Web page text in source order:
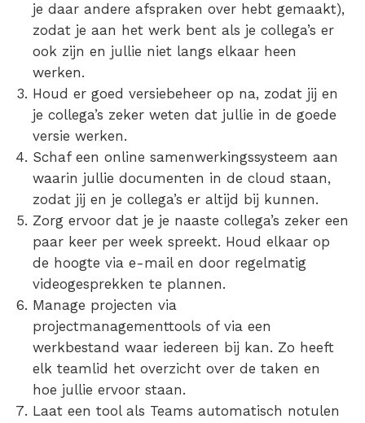
je daar andere afspraken over hebt gemaakt),
zodat je aan het werk bent als je collega’s er
ook zijn en jullie niet langs elkaar heen
werken.
Houd er goed versiebeheer op na, zodat jij en
je collega’s zeker weten dat jullie in de goede
versie werken.
Schaf een online samenwerkingssysteem aan
waarin jullie documenten in de cloud staan,
zodat jij en je collega’s er altijd bij kunnen.
Zorg ervoor dat je je naaste collega’s zeker een
paar keer per week spreekt. Houd elkaar op
de hoogte via e-mail en door regelmatig
videogesprekken te plannen.
Manage projecten via
projectmanagementtools of via een
werkbestand waar iedereen bij kan. Zo heeft
elk teamlid het overzicht over de taken en
hoe jullie ervoor staan.
Laat een tool als Teams automatisch notulen